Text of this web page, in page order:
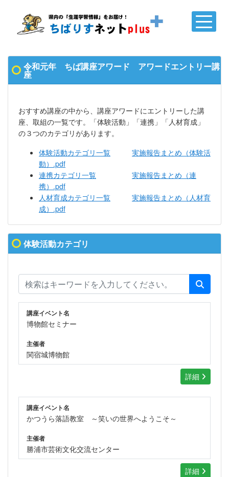
令和元年 ちば講座アワード アワードエントリー講
座
おすすめ講座の中から、講座アワードにエントリーした講
座、取組の一覧です。「体験活動」「連携」「人材育成」
の３つのカテゴリがあります。
体験活動カテゴリ一覧
実施報告まとめ（体験活
動）.pdf
連携カテゴリ一覧
実施報告まとめ（連
携）.pdf
人材育成カテゴリ一覧
実施報告まとめ（人材育
成）.pdf
体験活動カテゴリ
講座イベント名
博物館セミナー
主催者
関宿城博物館
詳細
講座イベント名
かつうら落語教室 ～笑いの世界へようこそ～
主催者
勝浦市芸術文化交流センター
詳細